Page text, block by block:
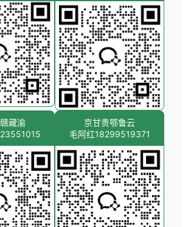
藏渝
京甘贵鄂鲁云
毛阿红18299519371